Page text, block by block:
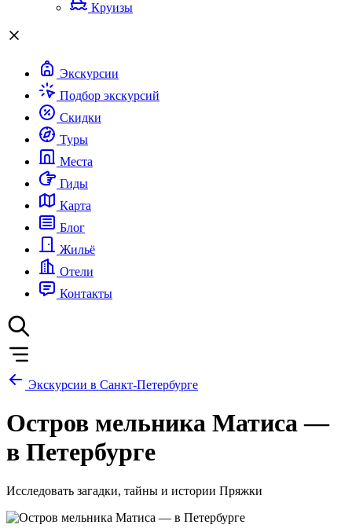
Круизы
Экскурсии
Подбор экскурсий
Скидки
Туры
Места
Гиды
Карта
Блог
Жильё
Отели
Контакты
Экскурсии в Санкт-Петербурге
Остров мельника Матиса —
в Петербурге
Исследовать загадки, тайны и истории Пряжки